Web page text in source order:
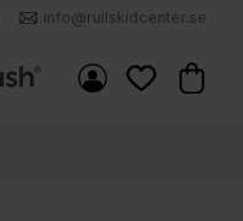
info@rullskidcenter.se